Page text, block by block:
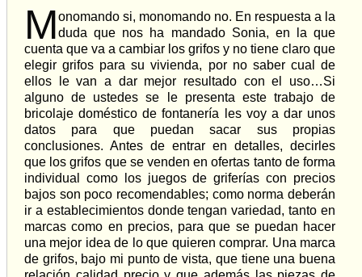
Monomando si, monomando no. En respuesta a la
duda que nos ha mandado Sonia, en la que
cuenta que va a cambiar los grifos y no tiene claro que
elegir grifos para su vivienda, por no saber cual de
ellos le van a dar mejor resultado con el uso…Si
alguno de ustedes se le presenta este trabajo de
bricolaje doméstico de fontanería les voy a dar unos
datos para que puedan sacar sus propias
conclusiones. Antes de entrar en detalles, decirles
que los grifos que se venden en ofertas tanto de forma
individual como los juegos de griferías con precios
bajos son poco recomendables; como norma deberán
ir a establecimientos donde tengan variedad, tanto en
marcas como en precios, para que se puedan hacer
una mejor idea de lo que quieren comprar. Una marca
de grifos, bajo mi punto de vista, que tiene una buena